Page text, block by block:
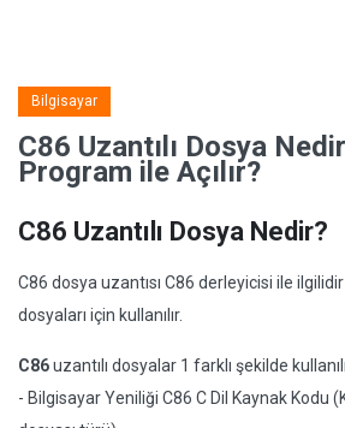
Bilgisayar
C86 Uzantılı Dosya
Program ile Açılır?
C86 Uzantılı Dosya Nedir?
C86 dosya uzantısı C86 derleyicisi ile
dosyaları için kullanılır.
C86uzantılı dosyalar 1 farklı şekilde
- Bilgisayar Yeniliği C86 C Dil Kaynak Kodu